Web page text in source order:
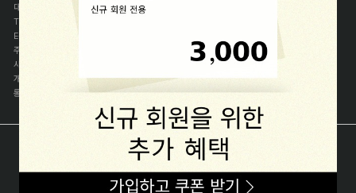
대표
이화진
TEL
E-MAIL
주소
사업자등록번호
개인정보관리자
이화진
통신판매신고번호
제 2018-서울종로-1384 호 [사업자정보확인]
COPYRIGHT(C) (주)해피프린스 ALL RIGHT RESERVED.